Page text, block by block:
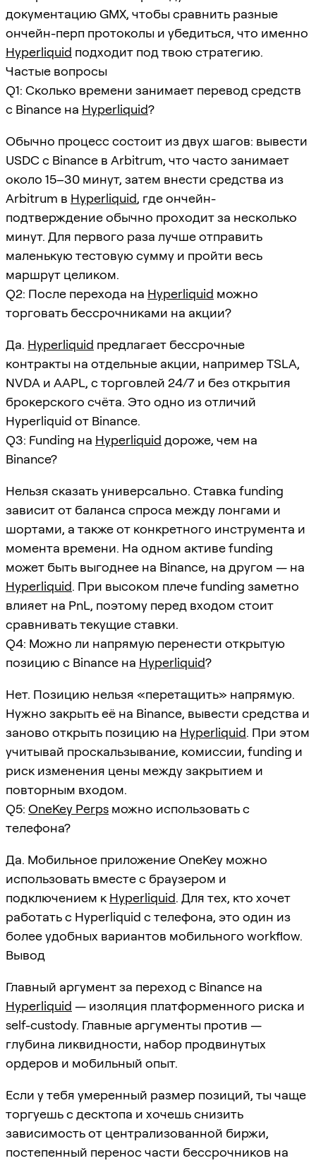
документацию GMX, чтобы сравнить разные
ончейн-перп протоколы и убедиться, что именно
Hyperliquid подходит под твою стратегию.
Частые вопросы
Q1: Сколько времени занимает перевод средств
с Binance на Hyperliquid?
Обычно процесс состоит из двух шагов: вывести
USDC с Binance в Arbitrum, что часто занимает
около 15–30 минут, затем внести средства из
Arbitrum в Hyperliquid, где ончейн-
подтверждение обычно проходит за несколько
минут. Для первого раза лучше отправить
маленькую тестовую сумму и пройти весь
маршрут целиком.
Q2: После перехода на Hyperliquid можно
торговать бессрочниками на акции?
Да. Hyperliquid предлагает бессрочные
контракты на отдельные акции, например TSLA,
NVDA и AAPL, с торговлей 24/7 и без открытия
брокерского счёта. Это одно из отличий
Hyperliquid от Binance.
Q3: Funding на Hyperliquid дороже, чем на
Binance?
Нельзя сказать универсально. Ставка funding
зависит от баланса спроса между лонгами и
шортами, а также от конкретного инструмента и
момента времени. На одном активе funding
может быть выгоднее на Binance, на другом — на
Hyperliquid. При высоком плече funding заметно
влияет на PnL, поэтому перед входом стоит
сравнивать текущие ставки.
Q4: Можно ли напрямую перенести открытую
позицию с Binance на Hyperliquid?
Нет. Позицию нельзя «перетащить» напрямую.
Нужно закрыть её на Binance, вывести средства и
заново открыть позицию на Hyperliquid. При этом
учитывай проскальзывание, комиссии, funding и
риск изменения цены между закрытием и
повторным входом.
Q5: OneKey Perps можно использовать с
телефона?
Да. Мобильное приложение OneKey можно
использовать вместе с браузером и
подключением к Hyperliquid. Для тех, кто хочет
работать с Hyperliquid с телефона, это один из
более удобных вариантов мобильного workflow.
Вывод
Главный аргумент за переход с Binance на
Hyperliquid — изоляция платформенного риска и
self-custody. Главные аргументы против —
глубина ликвидности, набор продвинутых
ордеров и мобильный опыт.
Если у тебя умеренный размер позиций, ты чаще
торгуешь с десктопа и хочешь снизить
зависимость от централизованной биржи,
постепенный перенос части бессрочников на